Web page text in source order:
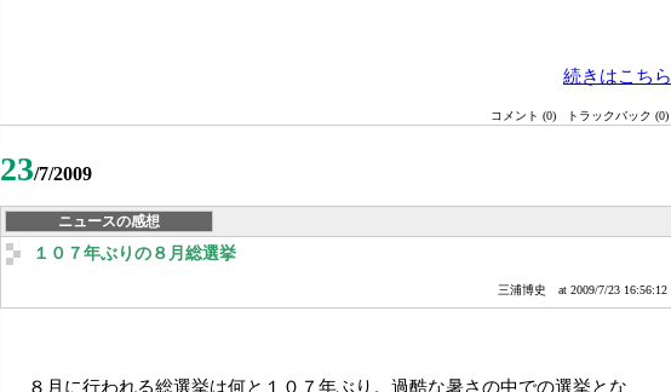
続きはこちら
コメント (0) トラックバック (0)
23/7/2009
ニュースの感想
１０７年ぶりの８月総選挙
三浦博史 at 2009/7/23 16:56:12
８月に行われる総選挙は何と１０７年ぶり。過酷な暑さの中での選挙とな